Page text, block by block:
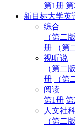
第1册
新目标大学英
综合
（第二
册
（第
视听说
（第二
册
（第
阅读
第1册
人文社
（第二